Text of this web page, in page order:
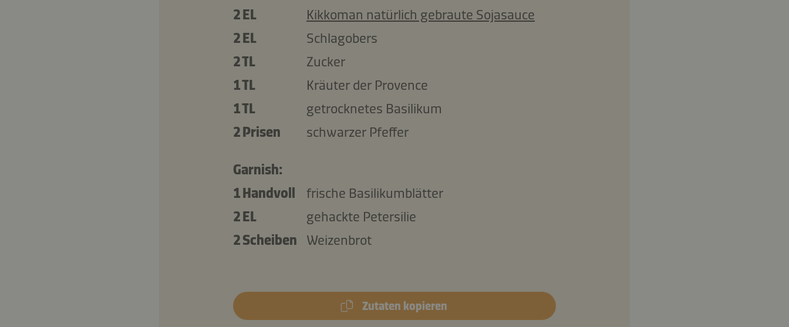
2 EL
Kikkoman natürlich gebraute Sojasauce
2 EL
Schlagobers
2 TL
Zucker
1 TL
Kräuter der Provence
1 TL
getrocknetes Basilikum
2 Prisen
schwarzer Pfeffer
Garnish:
1 Handvoll
frische Basilikumblätter
2 EL
gehackte Petersilie
2 Scheiben
Weizenbrot
Zutaten kopieren